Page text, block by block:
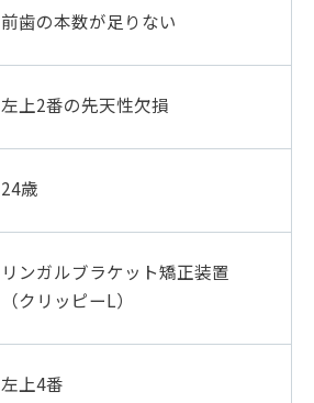
前歯の本数が足りない
左上2番の先天性欠損
24歳
リンガルブラケット矯正装置
（クリッピーL）
左上4番